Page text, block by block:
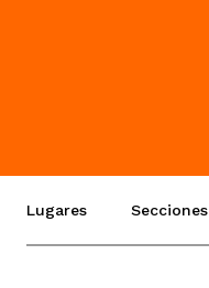
Lugares Secciones